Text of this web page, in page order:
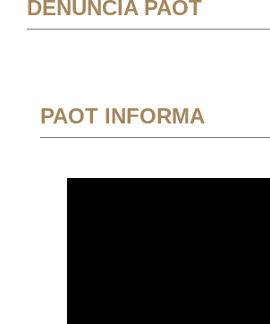
DENUNCIA PAOT
PAOT INFORMA